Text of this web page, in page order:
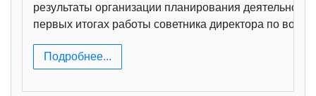
результаты организации планирования
первых итогах работы советника директора по
Подробнее...